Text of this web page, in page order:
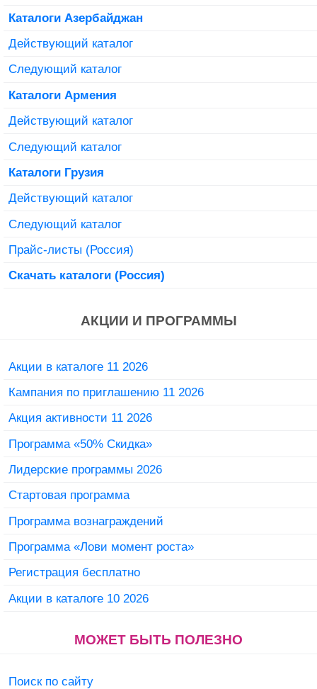
Каталоги Азербайджан
Действующий каталог
Следующий каталог
Каталоги Армения
Действующий каталог
Следующий каталог
Каталоги Грузия
Действующий каталог
Следующий каталог
Прайс-листы (Россия)
Скачать каталоги (Россия)
АКЦИИ И ПРОГРАММЫ
Акции в каталоге 11 2026
Кампания по приглашению 11 2026
Акция активности 11 2026
Программа «50% Скидка»
Лидерские программы 2026
Стартовая программа
Программа вознаграждений
Программа «Лови момент роста»
Регистрация бесплатно
Акции в каталоге 10 2026
МОЖЕТ БЫТЬ ПОЛЕЗНО
Поиск по сайту